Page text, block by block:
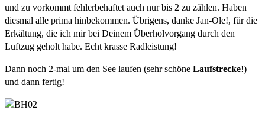
und zu vorkommt fehlerbehaftet auch nur bis 2 zu zählen. Haben
diesmal alle prima hinbekommen. Übrigens, danke Jan-Ole!, für die
Erkältung, die ich mir bei Deinem Überholvorgang durch den
Luftzug geholt habe. Echt krasse Radleistung!
Dann noch 2-mal um den See laufen (sehr schöne Laufstrecke!)
und dann fertig!